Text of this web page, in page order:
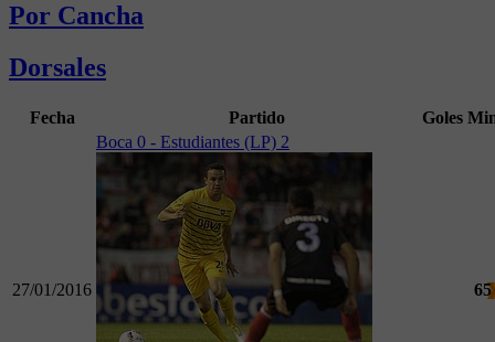
Por Cancha
Dorsales
Fecha Partido Goles
27/01/2016
Boca 0 - Estudiantes (LP) 2
65